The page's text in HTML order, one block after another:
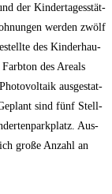
der Kin­der­ta­ges­stät­
wer­den zwölf
des Kin­der­hau­
des Are­als
aus­ge­stat­
sind fünf Stell­
Aus­
gro­ße Anzahl an